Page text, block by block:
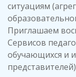
ситуациям
Приглашаем
Сервисов
обучающихся и